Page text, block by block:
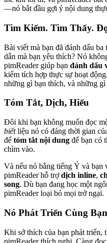
—nó bắt đầu gợi ý nội dung
Tìm Kiếm. Tìm Thấy.
Bài viết mà bạn đã đánh dấu
dẫn mà bạn yêu thích? Nó
pimReader giúp bạn đánh dấu
kiếm tích hợp thực sự hoạt
những gì bạn thích, và những gì
Tóm Tắt, Dịch, Hiểu
Đôi khi bạn không muốn đọc
biếtliệu nó có đáng thời gian
để tóm tắt nội dung để bạn có
chìm vào.
Và nếu nó bằng tiếng Ý và bạn
pimReader hỗ trợdịch inline,
song. Dù bạn đang học một
pimReader loại bỏ mọi trở ngại.
Nó Phát Triển Cùng Bạn
Khi sở thích của bạn phát triển,
pimReader thích nghi. Càng